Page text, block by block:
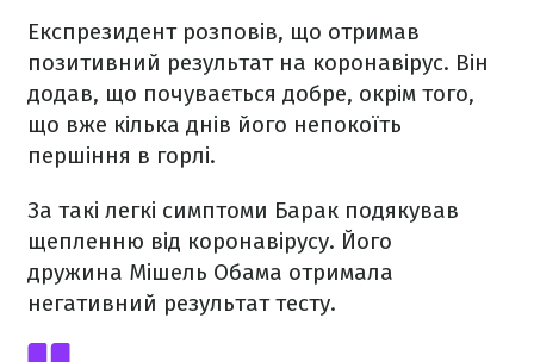
Експрезидент розповів, що отримав
позитивний результат на коронавірус. Він
додав, що почувається добре, окрім того,
що вже кілька днів його непокоїть
першіння в горлі.
За такі легкі симптоми Барак подякував
щепленню від коронавірусу. Його
дружина Мішель Обама отримала
негативний результат тесту.